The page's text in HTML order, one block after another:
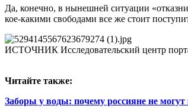
Да, конечно, в нынешней ситуации
кое‑какими свободами все же стоит
ИСТОЧНИК Исследовательский центр
Читайте также:
Заборы у воды: почему россияне не могут